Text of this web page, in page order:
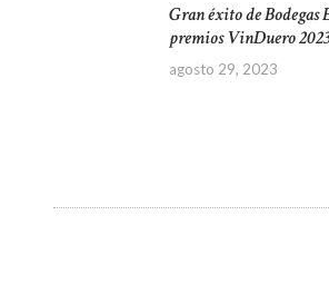
ENTRADAS
Previous
post:
Gran éxito de
premios VinDuero
agosto 29, 2023